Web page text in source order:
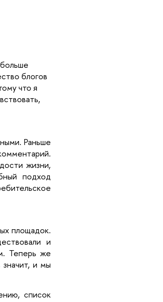
блогов
что я
Раньше
жизни,
подход
площадок.
и
Теперь же
и мы
список